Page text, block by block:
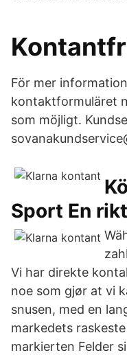
För mer
kontaktformuläret
som möjligt.
Sport En
Vi har direkte
noe som gjør at vi
snusen, med en
markedets
markierten Felder